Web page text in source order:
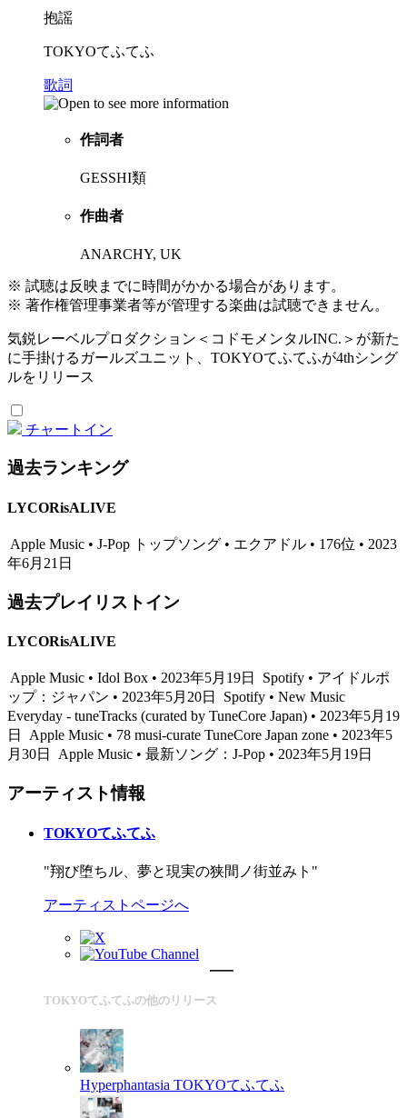
抱謡
TOKYOてふてふ
歌詞
作詞者
GESSHI類
作曲者
ANARCHY, UK
※ 試聴は反映までに時間がかかる場合があります。
※ 著作権管理事業者等が管理する楽曲は試聴できません。
気鋭レーベルプロダクション＜コドモメンタルINC.＞が新た
に手掛けるガールズユニット、TOKYOてふてふが4thシング
ルをリリース
チャートイン
過去ランキング
LYCORisALIVE
Apple Music • J-Pop トップソング • エクアドル • 176位 • 2023
年6月21日
過去プレイリストイン
LYCORisALIVE
Apple Music • Idol Box • 2023年5月19日
Spotify • アイドルポ
ップ：ジャパン • 2023年5月20日
Spotify • New Music
Everyday - tuneTracks (curated by TuneCore Japan) • 2023年5月19
日
Apple Music • 78 musi-curate TuneCore Japan zone • 2023年5
月30日
Apple Music • 最新ソング：J-Pop • 2023年5月19日
アーティスト情報
TOKYOてふてふ
"翔び堕ちル、夢と現実の狭間ノ街並みト"
アーティストページへ
TOKYOてふてふの他のリリース
Hyperphantasia TOKYOてふてふ